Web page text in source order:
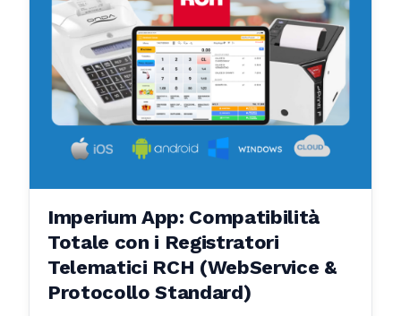
Imperium App: Compatibilità
Totale con i Registratori
Telematici RCH (WebService &
Protocollo Standard)